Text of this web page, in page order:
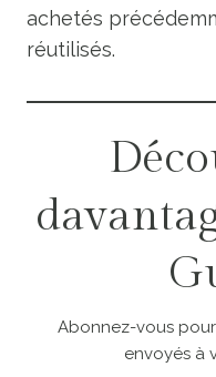
achetés
réutilisés.
Abonnez-vous
envoyés à